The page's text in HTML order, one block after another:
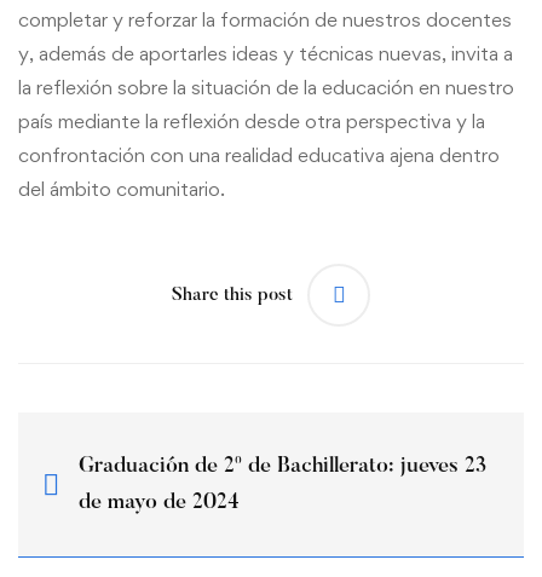
completar y reforzar la formación de nuestros docentes
y, además de aportarles ideas y técnicas nuevas, invita a
la reflexión sobre la situación de la educación en nuestro
país mediante la reflexión desde otra perspectiva y la
confrontación con una realidad educativa ajena dentro
del ámbito comunitario.
Share this post
Graduación de 2º de Bachillerato: jueves 23
de mayo de 2024